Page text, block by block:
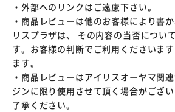
・外部へのリンクはご遠慮下さい。
・商品レビューは他のお客様により書
リスプラザは、 その内容の当否につい
す。お客様の判断でご利用くださいま
ます。
・商品レビューはアイリスオーヤマ関
ジンに限り使用させて頂く場合がござ
了承ください。